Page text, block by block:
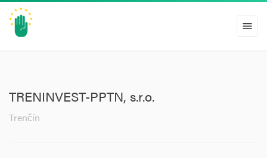
menu
TRENINVEST-PPTN, s.r.o.
Trenčín